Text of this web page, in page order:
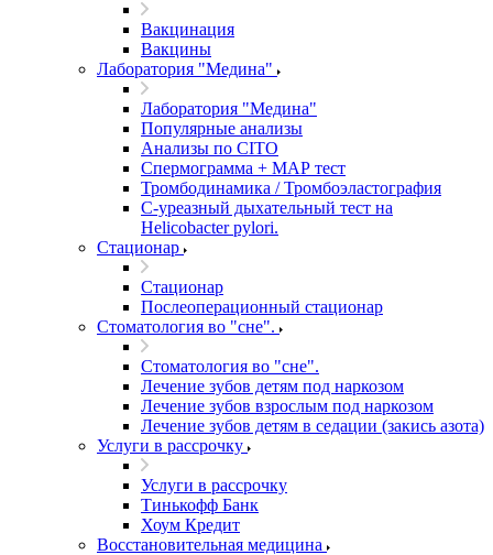
Вакцинация
Вакцины
Лаборатория "Медина"
Лаборатория "Медина"
Популярные анализы
Анализы по CITO
Спермограмма + МАР тест
Тромбодинамика / Тромбоэластография
С-уреазный дыхательный тест на
Helicobacter pylori.
Стационар
Стационар
Послеоперационный стационар
Стоматология во "сне".
Стоматология во "сне".
Лечение зубов детям под наркозом
Лечение зубов взрослым под наркозом
Лечение зубов детям в седации (закись азота)
Услуги в рассрочку
Услуги в рассрочку
Тинькофф Банк
Хоум Кредит
Восстановительная медицина